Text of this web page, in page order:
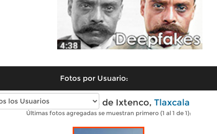
Fotos por Usuario:
Fotos modernas de Ixtenco, Tlaxcala
Últimas fotos agregadas se muestran primero (1 al 1 de 1):